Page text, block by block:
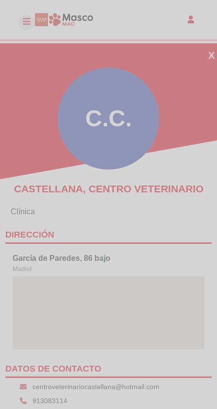
X
C.C.
CASTELLANA, CENTRO VETERINARIO
Clínica
DIRECCIÓN
García de Paredes, 86 bajo
Madrid
DATOS DE CONTACTO
centroveterinariocastellana@hotmail.com
913083114